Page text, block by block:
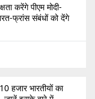
करेंगे पीएम मोदी-
फ्रांस संबंधों को देंगे
हजार भारतीयों का